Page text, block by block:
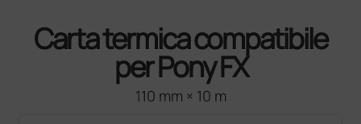
Carta termica compatibile
per Pony FX
110 mm × 10 m